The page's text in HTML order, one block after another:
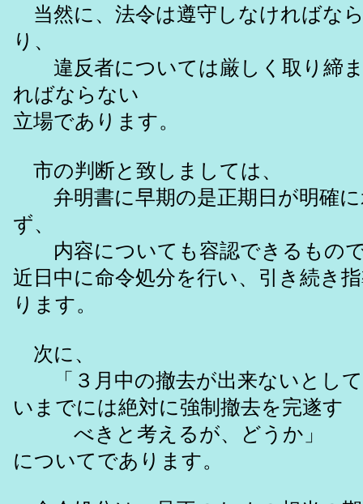
当然に、法令は遵守しなければな
り、
違反者については厳しく取り締
ればならない
立場であります。
市の判断と致しましては、
弁明書に早期の是正期日が明確に
ず、
内容についても容認できるもの
近日中に命令処分を行い、引き続き
ります。
次に、
「３月中の撤去が出来ないとして
いまでには絶対に強制撤去を完遂す
べきと考えるが、どうか」
についてであります。